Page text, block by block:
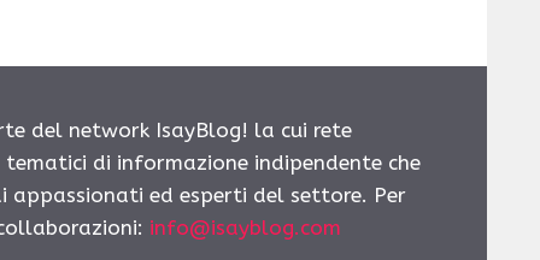
del network IsayBlog! la cui rete
di informazione indipendente che
ed esperti del settore. Per
info@isayblog.com